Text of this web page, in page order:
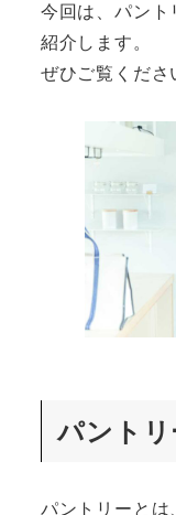
今回は、パント
紹介します。
ぜひご覧くださ
パントリ
パントリーとは